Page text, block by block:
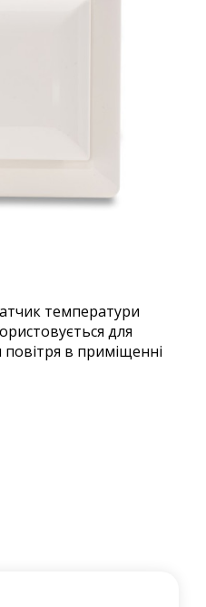
температури
для
в приміщенні